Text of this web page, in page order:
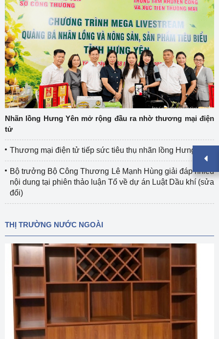
Nhãn lồng Hưng Yên mở rộng đầu ra nhờ thương mại điện
tử
Thương mại điện tử tiếp sức tiêu thụ nhãn lồng Hưng Yên
Bộ trưởng Bộ Công Thương Lê Mạnh Hùng giải đáp nhiều
nội dung tại phiên thảo luận Tổ về dự án Luật Dầu khí (sửa
đổi)
THỊ TRƯỜNG NƯỚC NGOÀI